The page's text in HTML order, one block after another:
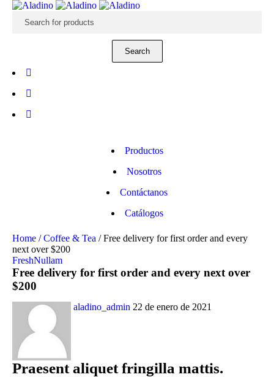
Productos
Nosotros
Contáctanos
Catálogos
Home / Coffee & Tea / Free delivery for first order and every
next over $200
FreshNullam
Free delivery for first order and every next over
$200
aladino_admin 22 de enero de 2021
Praesent aliquet fringilla mattis.